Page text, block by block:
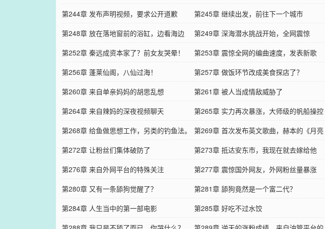
第244章 发布声明视频，要求公开道歉
第245章 继续出发，前往下一个城市
第248章 放在落地窗前的浴缸，边看海边
浪？
第249章 深海潜水挑战开始，全网震惊
第252章 秦远成资本家了？前女友哭晕！
第253章 震惊全网的编曲速度，发表新歌
《大鱼》！
第256章 蓬莱仙阁，八仙过海！
第257章 做饭环节改成美食探店了？
第260章 来自单亲妈妈的胡思乱想
第261章 被人当成情敌威胁了
第264章 来自辣妈的深夜视频聊天
第265章 实力再次暴涨，大师级的帆船操控
技能
第268章 给鱼做思想工作，另类的钓鱼法。
第269章 首次发布英文歌曲，赫本的《月亮
河》
第272章 让粉丝们集体破防了 第273章 抵达安东市，我现在就去嫁给他
第276章 来自外网平台的特殊关注
第277章 震惊国外网友，外网粉丝量暴涨
第280章 又有一条舔狗觉醒了？
第281章 舔狗竟然是一个富二代？
第284章 人生当中的第一部电影
第285章 好吃不过水饺